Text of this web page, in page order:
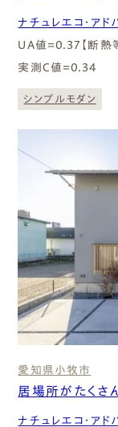
ナチュレエコ・アド
UA値=0.37【断熱等
実測C値=0.34
シンプルモダン
愛知県 小牧市
居場所がたくさ
ナチュレエコ・アド